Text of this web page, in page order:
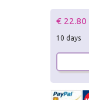
€ 22.80
10 days